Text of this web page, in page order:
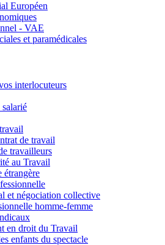
Européen
- VAE
et paramédicales
interlocuteurs
de travail
travailleurs
au Travail
étrangère
et négociation collective
homme-femme
en droit du Travail
enfants du spectacle